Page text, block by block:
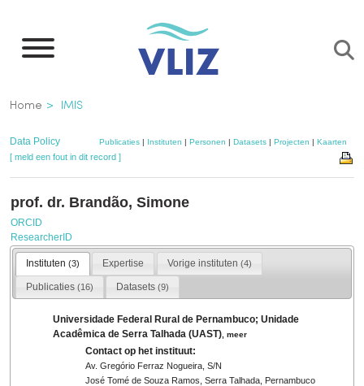
naar
inhoud
gaan
Kruimelpad
Home IMIS
Data Policy Publicaties| Instituten | Personen | Datasets| Projecten | Kaarten
[ meld een fout in dit record ]
prof. dr. Brandão, Simone
ORCID
ResearcherID
Instituten (3) Expertise Vorige instituten (4)
Publicaties (16) Datasets(9)
Universidade Federal Rural de Pernambuco; Unidade
Acadêmica de Serra Talhada (UAST) ,meer
Contact op het instituut:
Av. Gregório Ferraz Nogueira, S/N
José Tomé de Souza Ramos, Serra Talhada, Pernambuco